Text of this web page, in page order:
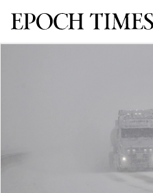
Svenska Epoch Times